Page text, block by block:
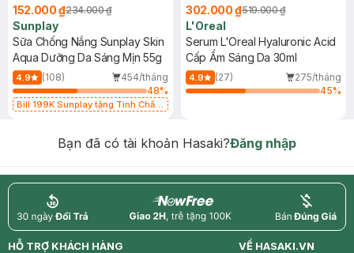
152.000 ₫234.000 ₫
Sunplay
Sữa Chống Nắng Sunplay Skin
Aqua Dưỡng Da Sáng Mịn 55g
4.9 (108)
454/tháng
48%
Bill 199K Sunplay tặng Tinh Chất
302.000 ₫519.000 ₫
L'Oreal
Serum L'Oreal Hyaluronic Acid
Cấp Ẩm Sáng Da 30ml
4.9 (27)
275/tháng
45%
Bạn đã có tài khoản Hasaki?Đăng nhập
return nowfree price
HỖ TRỢ KHÁCH HÀNG
VỀ HASAKI.VN